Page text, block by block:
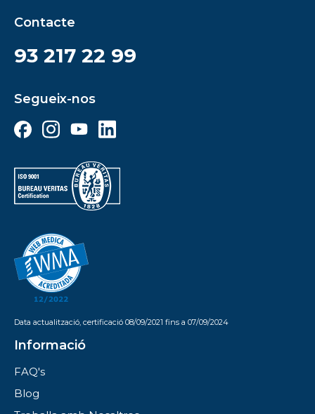
Contacte
93 217 22 99
Segueix-nos
Data actualització, certificació 08/09/2021 fins a 07/09/2024
Informació
FAQ's
Blog